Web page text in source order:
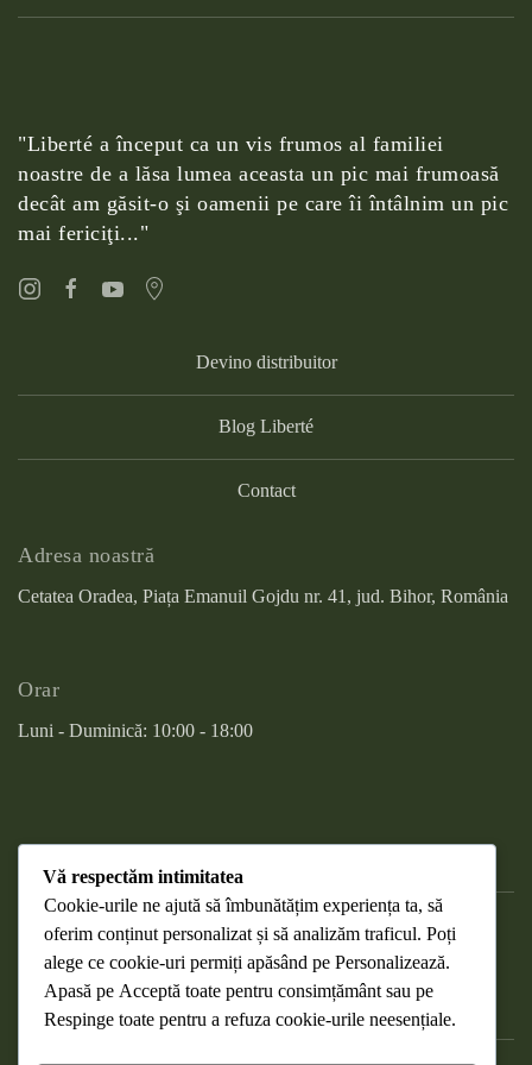
"Liberté a început ca un vis frumos al familiei
noastre de a lăsa lumea aceasta un pic mai frumoasă
decât am găsit-o şi oamenii pe care îi întâlnim un pic
mai fericiţi..."
Devino distribuitor
Blog Liberté
Contact
Adresa noastră
Cetatea Oradea, Piața Emanuil Gojdu nr. 41, jud. Bihor, România
Orar
Luni - Duminică: 10:00 - 18:00
DESPRE COOKIES
RETURNAREA PRODUSELOR
WEBMAIL
Vă respectăm intimitatea
Cookie-urile ne ajută să îmbunătățim experiența ta, să
oferim conținut personalizat și să analizăm traficul. Poți
alege ce cookie-uri permiți apăsând pe Personalizează.
Apasă pe Acceptă toate pentru consimțământ sau pe
Respinge toate pentru a refuza cookie-urile neesențiale.